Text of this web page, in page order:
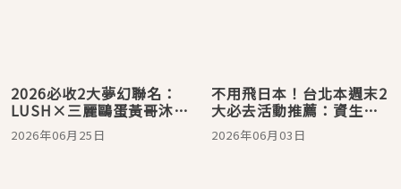
2026必收2大夢幻聯名：
LUSH×三麗鷗蛋黃哥沐浴
軟糖、舒特膚《玩具總動
員5》巴斯光年周邊，限定
2026年06月25日
不用飛日本！台北本週末2
大必去活動推薦：資生堂
極上御藏日式秘境展、思
波綺山茶花快閃店一次收
2026年06月03日